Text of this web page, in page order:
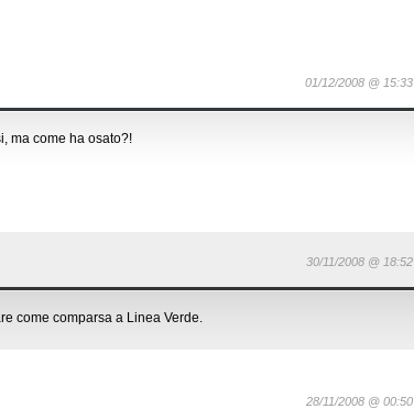
01/12/2008 @ 15:33
ma come ha osato?!
30/11/2008 @ 18:52
come comparsa a Linea Verde.
28/11/2008 @ 00:50